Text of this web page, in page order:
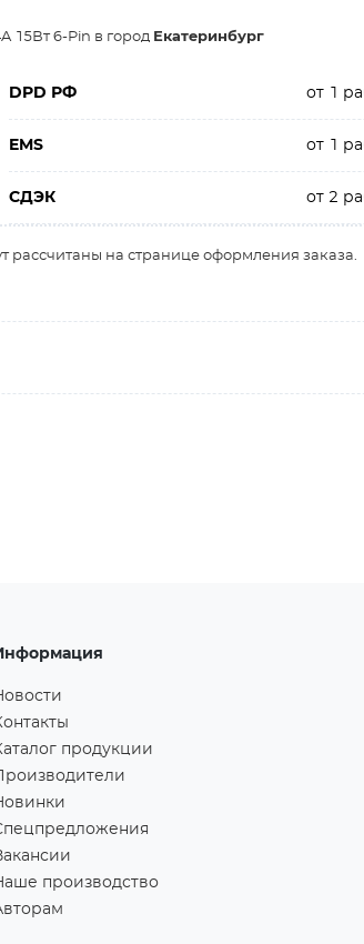
15Вт 6-Pin в город Екатеринбург
DPD РФ от 1
EMS от 1
СДЭК от 2
рассчитаны на странице оформления заказа.
продукции
Производители
производство